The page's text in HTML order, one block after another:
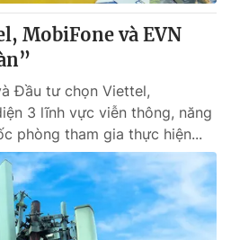
MobiFone và EVN
Đầu tư chọn Viettel,
3 lĩnh vực viễn thông, năng
phòng tham gia thực hiện...